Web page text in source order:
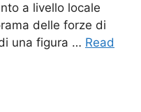
a livello locale
delle forze di
una figura … Read